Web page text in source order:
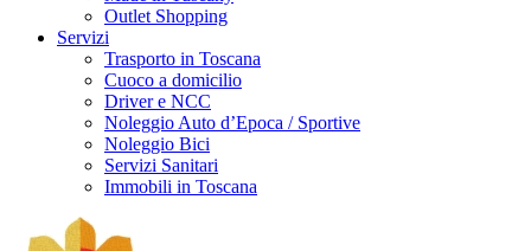
Outlet Shopping
Servizi
Trasporto in Toscana
Cuoco a domicilio
Driver e NCC
Noleggio Auto d’Epoca / Sportive
Noleggio Bici
Servizi Sanitari
Immobili in Toscana